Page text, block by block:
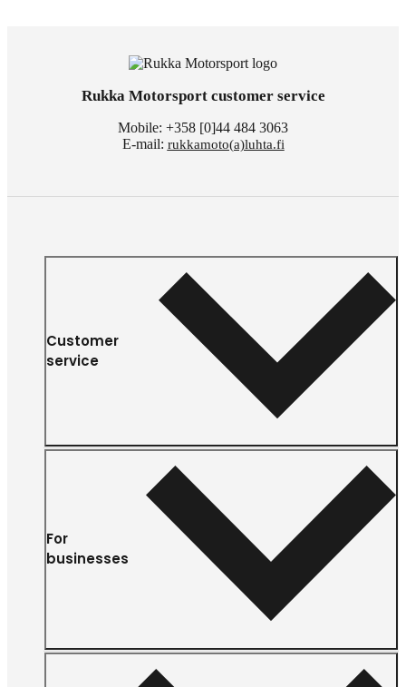
Rukka Motorsport customer service
Mobile: +358 [0]44 484 3063
E-mail: rukkamoto(a)luhta.fi
Customer
service
For
businesses